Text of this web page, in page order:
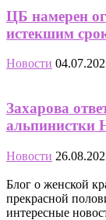
ЦБ намерен
истекшим
Новости
Захарова
альпинистки
Новости
Блог о женской
прекрасной
интересные